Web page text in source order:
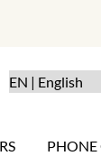
PHONE